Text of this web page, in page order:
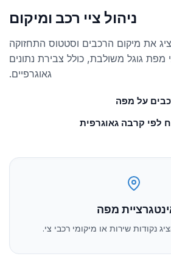
ניהול ציי רכב ומיקום
את מיקום הרכבים וסטטוס התחזוקה
גוגל משולבת, כולל צבירת נתונים
גאוגרפיים.
על מפה
לפי קרבה גאוגרפית
מפה
נקודות שירות או מיקומי רכבי צי.